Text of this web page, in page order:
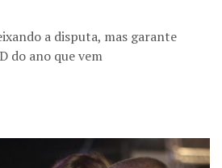
a disputa, mas garante
do ano que vem